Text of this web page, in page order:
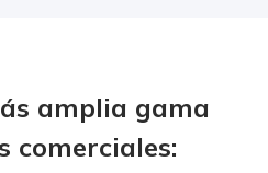
amplia gama
comerciales: